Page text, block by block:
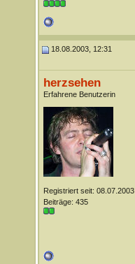
18.08.2003, 12:31
herzsehen
Erfahrene Benutzerin
Registriert seit: 08.07.2003
Beiträge: 435